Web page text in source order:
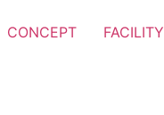
CONCEPT FACILITY